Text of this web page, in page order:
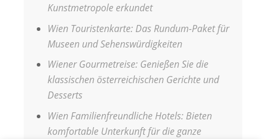
Kunstmetropole erkundet
Wien Touristenkarte: Das Rundum-Paket für
Museen und Sehenswürdigkeiten
Wiener Gourmetreise: Genießen Sie die
klassischen österreichischen Gerichte und
Desserts
Wien Familienfreundliche Hotels: Bieten
komfortable Unterkunft für die ganze